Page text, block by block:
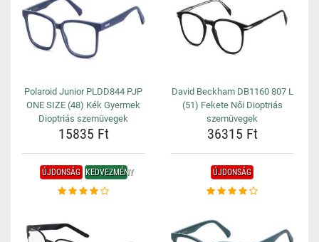
Polaroid Junior PLDD844 PJP
ONE SIZE (48) Kék Gyermek
Dioptriás szemüvegek
15835 Ft
David Beckham DB1160 807 L
(51) Fekete Női Dioptriás
szemüvegek
36315 Ft
ÚJDONSÁG KEDVEZMÉNY ÚJDONSÁG